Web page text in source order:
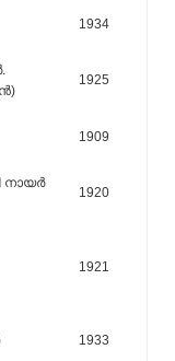
1934
1925
1909
നായര്‍
1920
1921
1933